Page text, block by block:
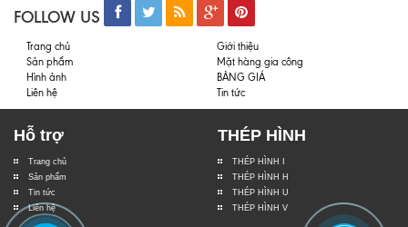
FOLLOW US
Trang chủ
Giới thiệu
Sản phẩm
Mặt hàng gia công
Hình ảnh
BẢNG GIÁ
Liên hệ
Tin tức
Hỗ trợ
Trang chủ
Sản phẩm
Tin tức
Liên hệ
THÉP HÌNH
THÉP HÌNH I
THÉP HÌNH H
THÉP HÌNH U
THÉP HÌNH V